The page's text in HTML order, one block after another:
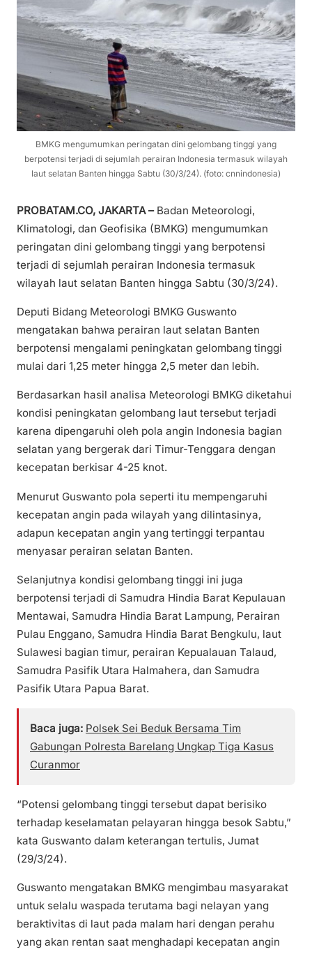
BMKG mengumumkan peringatan dini gelombang tinggi yang
berpotensi terjadi di sejumlah perairan Indonesia termasuk wilayah
laut selatan Banten hingga Sabtu (30/3/24). (foto: cnnindonesia)
PROBATAM.CO, JAKARTA – Badan Meteorologi,
Klimatologi, dan Geofisika (BMKG) mengumumkan
peringatan dini gelombang tinggi yang berpotensi
terjadi di sejumlah perairan Indonesia termasuk
wilayah laut selatan Banten hingga Sabtu (30/3/24).
Deputi Bidang Meteorologi BMKG Guswanto
mengatakan bahwa perairan laut selatan Banten
berpotensi mengalami peningkatan gelombang tinggi
mulai dari 1,25 meter hingga 2,5 meter dan lebih.
Berdasarkan hasil analisa Meteorologi BMKG diketahui
kondisi peningkatan gelombang laut tersebut terjadi
karena dipengaruhi oleh pola angin Indonesia bagian
selatan yang bergerak dari Timur-Tenggara dengan
kecepatan berkisar 4-25 knot.
Menurut Guswanto pola seperti itu mempengaruhi
kecepatan angin pada wilayah yang dilintasinya,
adapun kecepatan angin yang tertinggi terpantau
menyasar perairan selatan Banten.
Selanjutnya kondisi gelombang tinggi ini juga
berpotensi terjadi di Samudra Hindia Barat Kepulauan
Mentawai, Samudra Hindia Barat Lampung, Perairan
Pulau Enggano, Samudra Hindia Barat Bengkulu, laut
Sulawesi bagian timur, perairan Kepualauan Talaud,
Samudra Pasifik Utara Halmahera, dan Samudra
Pasifik Utara Papua Barat.
Baca juga: Polsek Sei Beduk Bersama Tim
Gabungan Polresta Barelang Ungkap Tiga Kasus
Curanmor
“Potensi gelombang tinggi tersebut dapat berisiko
terhadap keselamatan pelayaran hingga besok Sabtu,”
kata Guswanto dalam keterangan tertulis, Jumat
(29/3/24).
Guswanto mengatakan BMKG mengimbau masyarakat
untuk selalu waspada terutama bagi nelayan yang
beraktivitas di laut pada malam hari dengan perahu
yang akan rentan saat menghadapi kecepatan angin